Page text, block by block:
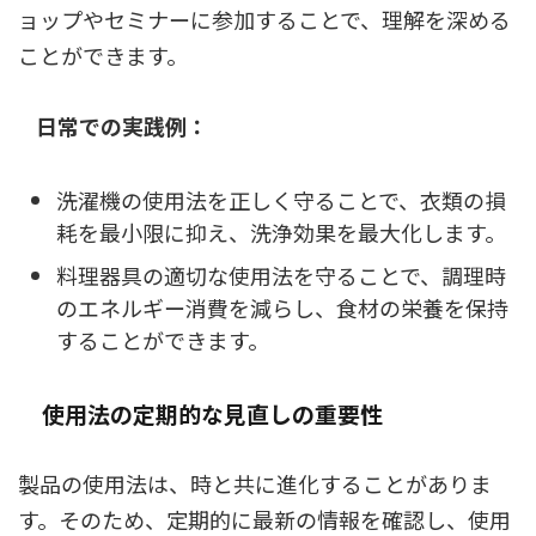
ョップやセミナーに参加することで、理解を深める
ことができます。
日常での実践例：
洗濯機の使用法を正しく守ることで、衣類の損
耗を最小限に抑え、洗浄効果を最大化します。
料理器具の適切な使用法を守ることで、調理時
のエネルギー消費を減らし、食材の栄養を保持
することができます。
使用法の定期的な見直しの重要性
製品の使用法は、時と共に進化することがありま
す。そのため、定期的に最新の情報を確認し、使用